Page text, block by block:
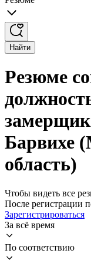
Найти
Резюме
Барвихе
область)
Чтобы видеть все
После регистрации
Зарегистрироваться
За всё время
По соответствию